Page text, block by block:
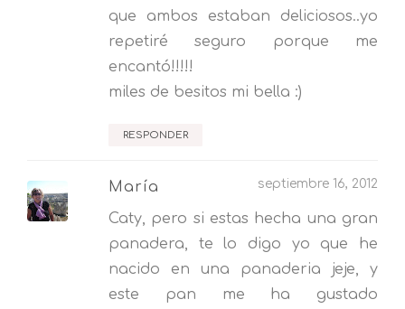
que ambos estaban deliciosos..yo
repetiré seguro porque me
encantó!!!!!
miles de besitos mi bella :)
RESPONDER
María septiembre 16, 2012
Caty, pero si estas hecha una gran
panadera, te lo digo yo que he
nacido en una panaderia jeje, y
este pan me ha gustado